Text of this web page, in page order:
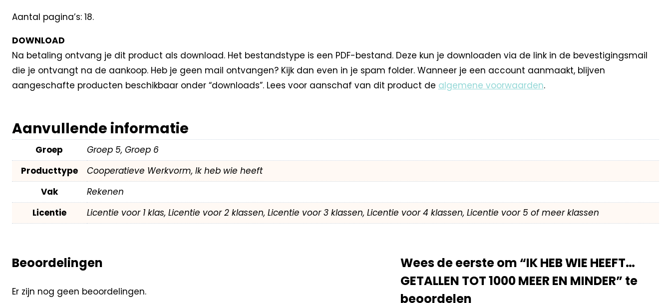
Aantal pagina’s: 18.
DOWNLOAD
Na betaling ontvang je dit product als download. Het bestandstype is een PDF-bestand. Deze kun je downloaden via de link in de bevestigingsmail
die je ontvangt na de aankoop. Heb je geen mail ontvangen? Kijk dan even in je spam folder. Wanneer je een account aanmaakt, blijven
aangeschafte producten beschikbaar onder “downloads”. Lees voor aanschaf van dit product de algemene voorwaarden.
Aanvullende informatie
Groep
Groep 5, Groep 6
Producttype
Cooperatieve Werkvorm, Ik heb wie heeft
Vak
Rekenen
Licentie
Licentie voor 1 klas, Licentie voor 2 klassen, Licentie voor 3 klassen, Licentie voor 4 klassen, Licentie voor 5 of meer klassen
Beoordelingen
Er zijn nog geen beoordelingen.
Wees de eerste om “IK HEB WIE HEEFT…
GETALLEN TOT 1000 MEER EN MINDER” te
beoordelen